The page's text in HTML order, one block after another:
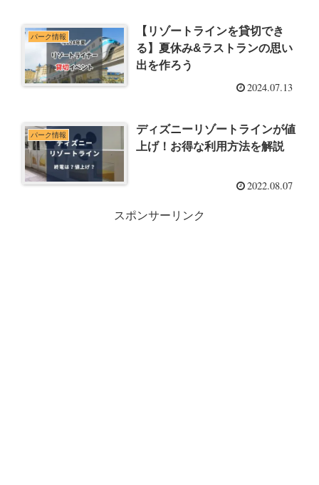
パーク情報
【リゾートラインを貸切でき
る】夏休み&ラストランの思い
出を作ろう
2024.07.13
パーク情報
ディズニーリゾートラインが値
上げ！お得な利用方法を解説
2022.08.07
スポンサーリンク